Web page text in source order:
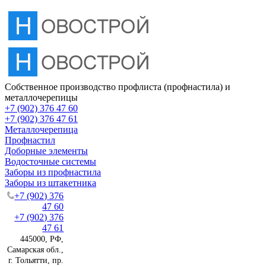
Собственное производство профлиста (профнастила) и
металлочерепицы
+7 (902) 376 47 60
+7 (902) 376 47 61
Металлочерепица
Профнастил
Доборные элементы
Водосточные системы
Заборы из профнастила
Заборы из штакетника
+7 (902) 376
47 60
+7 (902) 376
47 61
445000, РФ,
Самарская обл.,
г. Тольятти, пр.